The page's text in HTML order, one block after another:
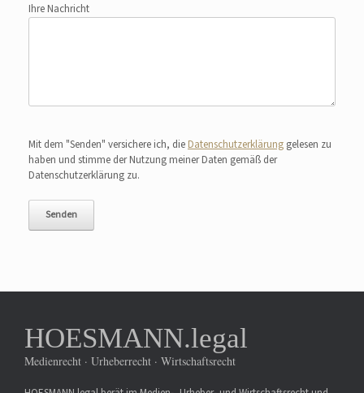
Ihre Nachricht
Mit dem "Senden" versichere ich, die Datenschutzerklärung gelesen zu
haben und stimme der Nutzung meiner Daten gemäß der
Datenschutzerklärung zu.
HOESMANN.legal
Medienrecht · Urheberrecht · Wirtschaftsrecht